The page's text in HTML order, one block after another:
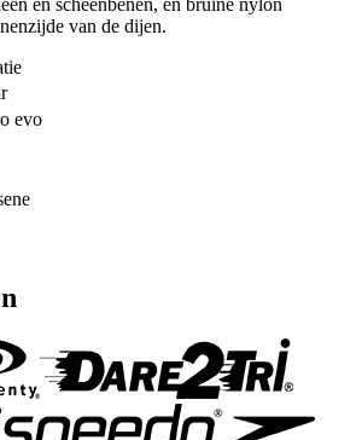
en scheenbenen, en bruine nylon
van de dijen.
evo